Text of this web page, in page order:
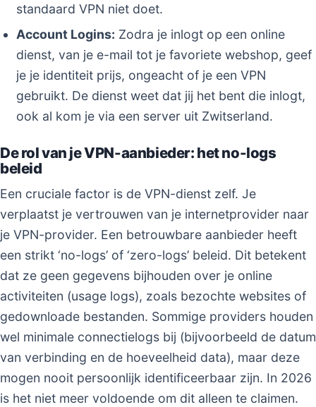
standaard VPN niet doet.
Account Logins: Zodra je inlogt op een online
dienst, van je e-mail tot je favoriete webshop, geef
je je identiteit prijs, ongeacht of je een VPN
gebruikt. De dienst weet dat jij het bent die inlogt,
ook al kom je via een server uit Zwitserland.
De rol van je VPN-aanbieder: het no-logs
beleid
Een cruciale factor is de VPN-dienst zelf. Je
verplaatst je vertrouwen van je internetprovider naar
je VPN-provider. Een betrouwbare aanbieder heeft
een strikt ‘no-logs’ of ‘zero-logs’ beleid. Dit betekent
dat ze geen gegevens bijhouden over je online
activiteiten (usage logs), zoals bezochte websites of
gedownloade bestanden. Sommige providers houden
wel minimale connectielogs bij (bijvoorbeeld de datum
van verbinding en de hoeveelheid data), maar deze
mogen nooit persoonlijk identificeerbaar zijn. In 2026
is het niet meer voldoende om dit alleen te claimen.